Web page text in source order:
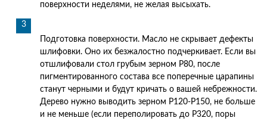
поверхности неделями, не желая высыхать.
Подготовка поверхности. Масло не скрывает дефекты
шлифовки. Оно их безжалостно подчеркивает. Если вы
отшлифовали стол грубым зерном Р80, после
пигментированного состава все поперечные царапины
станут черными и будут кричать о вашей небрежности.
Дерево нужно выводить зерном Р120-Р150, не больше
и не меньше (если переполировать до Р320, поры